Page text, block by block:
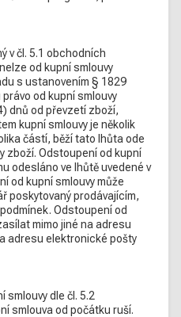
v čl. 5.1 obchodních
od kupní smlouvy
s ustanovením § 1829
od kupní smlouvy
dnů od převzetí zboží,
kupní smlouvy je několik
částí, běží tato lhůta ode
zboží. Odstoupení od kupní
odesláno ve lhůtě uvedené v
od kupní smlouvy může
poskytovaný prodávajícím,
Odstoupení od
mimo jiné na adresu
adresu elektronické pošty
smlouvy dle čl. 5.2
smlouva od počátku ruší.